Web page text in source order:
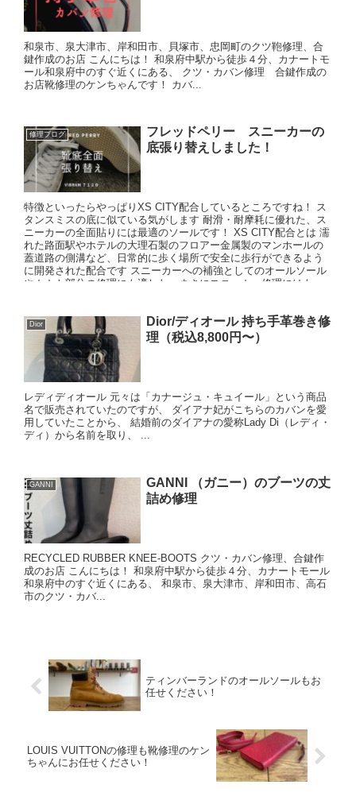
和泉市、泉大津市、岸和田市、貝塚市、忠岡町のクツ鞄修理、合
鍵作成のお店 こんにちは！ 和泉府中駅から徒歩４分、カナートモ
ール和泉府中のすぐ近くにある、 クツ・カバン修理 合鍵作成の
お店靴修理のケンちゃんです！ カバ...
修理ブログ
フレッドペリー スニーカーの
底張り替えしました！
特徴といったらやっぱりXS CITY配合しているところですね！ ス
タンスミスの底に似ている気がします 耐滑・耐摩耗に優れた、ス
ニーカーの全面貼りには最適のソールです！ XS CITY配合とは 濡
れた路面駅やホテルの大理石製のフロアー金属製のマンホールの
蓋道路の側溝など、日常的に歩く場所で安全に歩行ができるよう
に開発された配合です スニーカーへの補強としてのオールソール
やカカト部分の修理にも適した、まさにスニーカー修理にはもっ
Dior
Dior/ディオール 持ち手革巻き修
理（税込8,800円〜）
レディディオール 元々は「カナージュ・キュイール」という商品
名で販売されていたのですが、 ダイアナ妃がこちらのカバンを愛
用していたことから、 結婚前のダイアナの愛称Lady Di（レディ・
ディ）から名前を取り、 ...
GANNI
GANNI （ガニー）のブーツの丈
詰め修理
RECYCLED RUBBER KNEE-BOOTS クツ・カバン修理、合鍵作
成のお店 こんにちは！ 和泉府中駅から徒歩４分、カナートモール
和泉府中のすぐ近くにある、 和泉市、泉大津市、岸和田市、高石
市のクツ・カバ...
ティンバーランドのオールソールもお
任せください！
LOUIS VUITTONの修理も靴修理のケン
ちゃんにお任せください！